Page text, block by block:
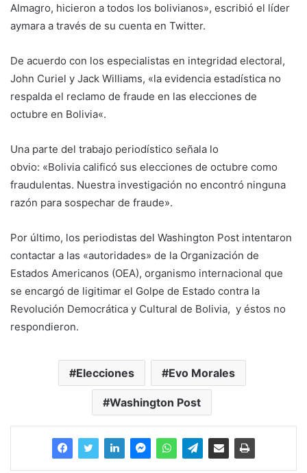
Almagro, hicieron a todos los bolivianos», escribió el líder
aymara a través de su cuenta en Twitter.
De acuerdo con los especialistas en integridad electoral,
John Curiel y Jack Williams, «la evidencia estadística no
respalda el reclamo de fraude en las elecciones de
octubre en Bolivia«.
Una parte del trabajo periodístico señala lo
obvio: «Bolivia calificó sus elecciones de octubre como
fraudulentas. Nuestra investigación no encontró ninguna
razón para sospechar de fraude».
Por último, los periodistas del Washington Post intentaron
contactar a las «autoridades» de la Organización de
Estados Americanos (OEA), organismo internacional que
se encargó de ligitimar el Golpe de Estado contra la
Revolución Democrática y Cultural de Bolivia, y éstos no
respondieron.
Elecciones Evo Morales
Washington Post